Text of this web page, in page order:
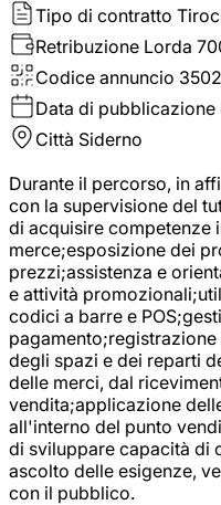
Tipo di contratto
Retribuzione Lorda
Codice annuncio
Data di pubblicazione
Città Siderno
Durante il percorso, in
con la supervisione del
di acquisire competenze
merce;esposizione dei
prezzi;assistenza e
e attività
codici a barre e
degli spazi e dei reparti
delle merci, dal
vendita;applicazione
all'interno del punto
di sviluppare capacità di
ascolto delle esigenze,
con il pubblico.